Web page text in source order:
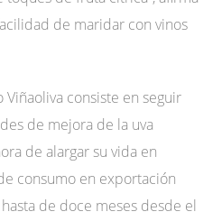
de maridar con vinos
consiste en seguir
de mejora de la uva
de alargar su vida en
consumo en exportación
de doce meses desde el